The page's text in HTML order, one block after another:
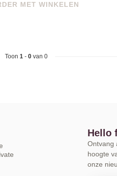
MET WINKELEN
Toon 1- 0van 0
Hello
Ontvang
hoogte
onze